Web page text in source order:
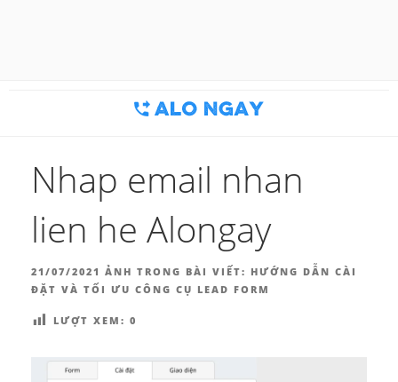
Nhap email nhan
lien he Alongay
ĐĂNG
TRONG
21/07/2021 ẢNH TRONG BÀI VIẾT: HƯỚNG DẪN CÀI
ĐẶT VÀ TỐI ƯU CÔNG CỤ LEAD FORM
LƯỢT XEM: 0